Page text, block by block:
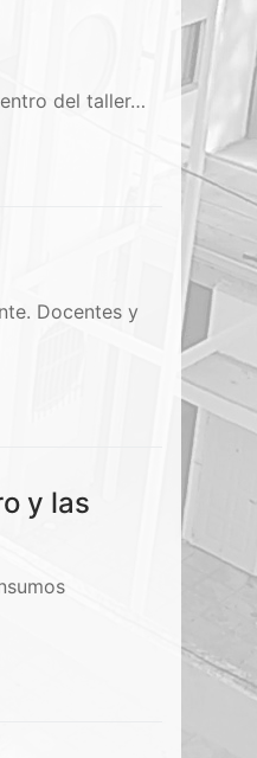
del taller…
Docentes y
y las